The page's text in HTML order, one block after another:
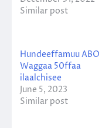
Similar post
Hundeeffamuu ABO
Waggaa 50ffaa
ilaalchisee
June 5, 2023
Similar post